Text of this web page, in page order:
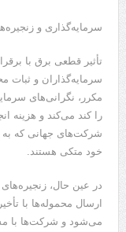
سرمایه‌گذاری و
تأثیر قطعی برق با
سرمایه‌گذاران و ثبات
مکرر، نگرانی‌های
را کند می‌کند و هزینه
شرکت‌های جهانی که به
خود متکی هستند.
در عین حال،
ارسال محموله‌ها با
می‌شود و شرکت‌ها با